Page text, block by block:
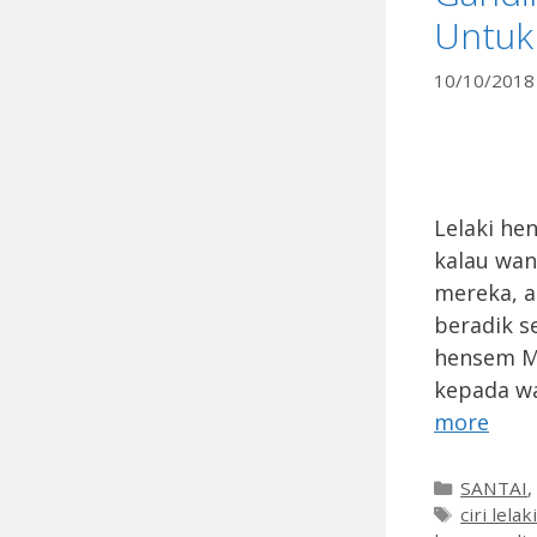
10/10/2018
Lelaki
kalau
mereka,
beradik
hensem
kepada
more
SANTAI,
Tags
ciri